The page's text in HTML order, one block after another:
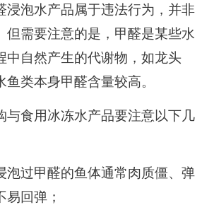
浸泡水产品属于违法行为，并非
但需要注意的是，甲醛是某些水
中自然产生的代谢物，如龙头
类本身甲醛含量较高。
食用冰冻水产品要注意以下几
过甲醛的鱼体通常肉质僵、弹
易回弹；